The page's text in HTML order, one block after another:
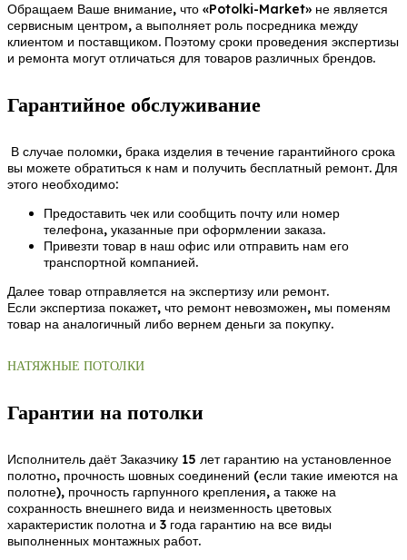
Обращаем Ваше внимание, что «Potolki-Market» не является
сервисным центром, а выполняет роль посредника между
клиентом и поставщиком. Поэтому сроки проведения экспертизы
и ремонта могут отличаться для товаров различных брендов.
Гарантийное обслуживание
В случае поломки, брака изделия в течение гарантийного срока
вы можете обратиться к нам и получить бесплатный ремонт. Для
этого необходимо:
Предоставить чек или сообщить почту или номер
телефона, указанные при оформлении заказа.
Привезти товар в наш офис или отправить нам его
транспортной компанией.
Далее товар отправляется на экспертизу или ремонт.
Если экспертиза покажет, что ремонт невозможен, мы поменям
товар на аналогичный либо вернем деньги за покупку.
НАТЯЖНЫЕ ПОТОЛКИ
Гарантии на потолки
Исполнитель даёт Заказчику 15 лет гарантию на установленное
полотно, прочность шовных соединений (если такие имеются на
полотне), прочность гарпунного крепления, а также на
сохранность внешнего вида и неизменность цветовых
характеристик полотна и 3 года гарантию на все виды
выполненных монтажных работ.